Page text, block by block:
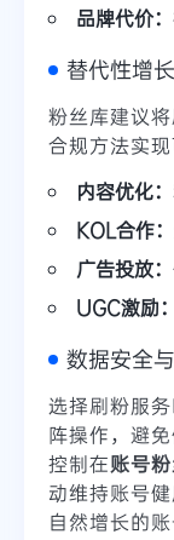
品牌代价：
替代性增
粉丝库建议
合规方法实现
内容优化：
KOL合作：
广告投放：
UGC激励：
数据安全
选择刷粉服务
阵操作，避
控制在账号
动维持账号
自然增长的账